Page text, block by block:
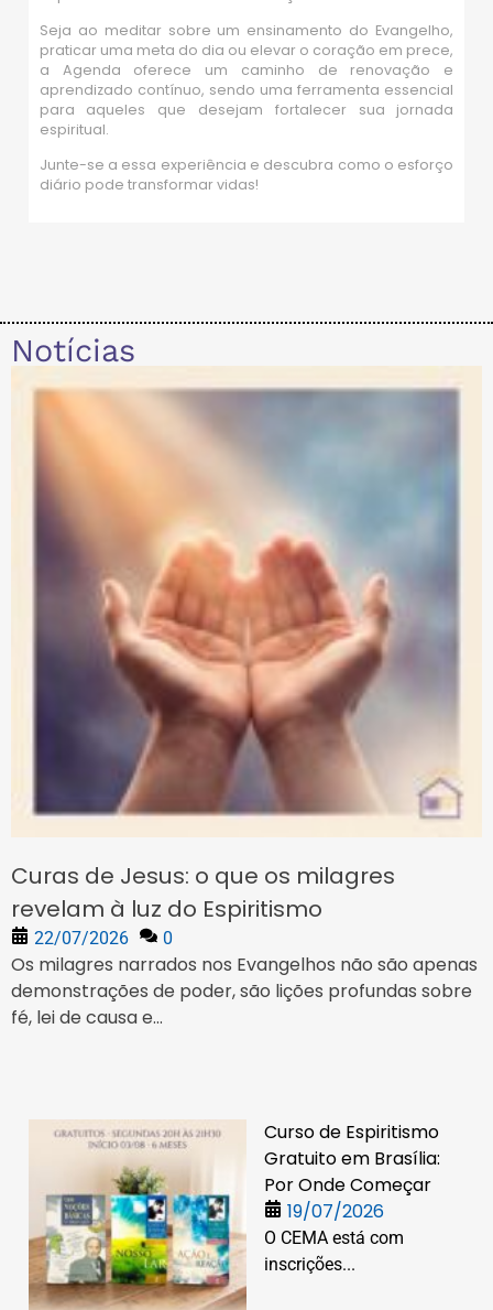
Seja ao meditar sobre um ensinamento do Evangelho,
praticar uma meta do dia ou elevar o coração em prece,
a Agenda oferece um caminho de renovação e
aprendizado contínuo, sendo uma ferramenta essencial
para aqueles que desejam fortalecer sua jornada
espiritual.
Junte-se a essa experiência e descubra como o esforço
diário pode transformar vidas!
Notícias
Curas de Jesus: o que os milagres
revelam à luz do Espiritismo
22/07/2026 0
Os milagres narrados nos Evangelhos não são apenas
demonstrações de poder, são lições profundas sobre
fé, lei de causa e...
Curso de Espiritismo
Gratuito em Brasília:
Por Onde Começar
19/07/2026
O CEMA está com
inscrições...